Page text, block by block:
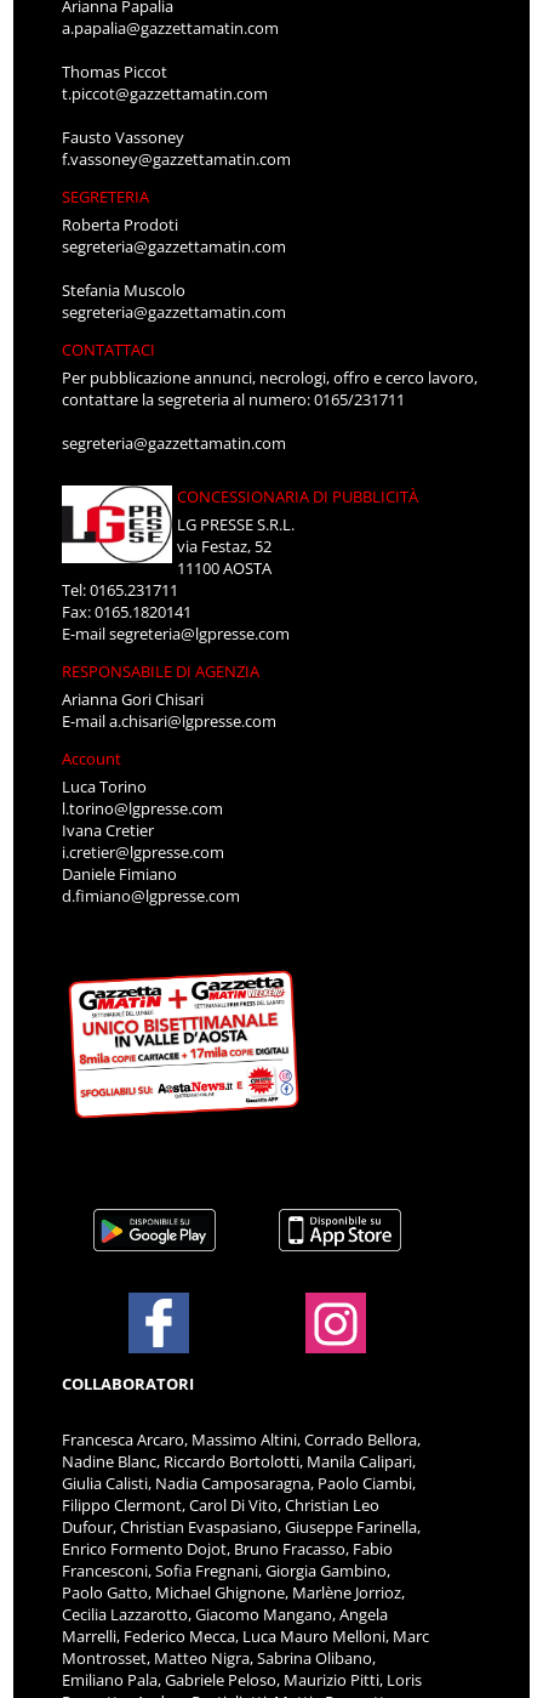
Arianna Papalia
a.papalia@gazzettamatin.com
Thomas Piccot
t.piccot@gazzettamatin.com
Fausto Vassoney
f.vassoney@gazzettamatin.com
SEGRETERIA
Roberta Prodoti
segreteria@gazzettamatin.com
Stefania Muscolo
segreteria@gazzettamatin.com
CONTATTACI
Per pubblicazione annunci, necrologi, offro e cerco lavoro,
contattare la segreteria al numero: 0165/231711
segreteria@gazzettamatin.com
CONCESSIONARIA DI PUBBLICITÀ
LG PRESSE S.R.L.
via Festaz, 52
11100 AOSTA
Tel: 0165.231711
Fax: 0165.1820141
E-mailsegreteria@lgpresse.com
RESPONSABILE DI AGENZIA
Arianna Gori Chisari
E-maila.chisari@lgpresse.com
Account
Luca Torino
l.torino@lgpresse.com
Ivana Cretier
i.cretier@lgpresse.com
Daniele Fimiano
d.fimiano@lgpresse.com
COLLABORATORI
Francesca Arcaro, Massimo Altini, Corrado Bellora,
Nadine Blanc, Riccardo Bortolotti, Manila Calipari,
Giulia Calisti, Nadia Camposaragna, Paolo Ciambi,
Filippo Clermont, Carol Di Vito, Christian Leo
Dufour, Christian Evaspasiano, Giuseppe Farinella,
Enrico Formento Dojot, Bruno Fracasso, Fabio
Francesconi, Sofia Fregnani, Giorgia Gambino,
Paolo Gatto, Michael Ghignone, Marlène Jorrioz,
Cecilia Lazzarotto, Giacomo Mangano, Angela
Marrelli, Federico Mecca, Luca Mauro Melloni, Marc
Montrosset, Matteo Nigra, Sabrina Olibano,
Emiliano Pala, Gabriele Peloso, Maurizio Pitti, Loris